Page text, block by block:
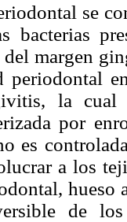
se
bacterias
margen
periodontal
la cual
por
es
a los
hueso
de